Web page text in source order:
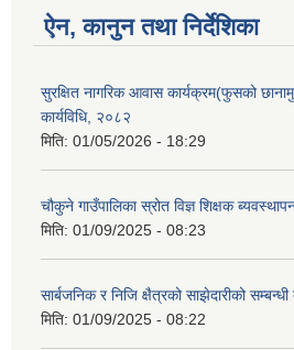
ऐन, कानुन तथा निर्देशिका
सुरक्षित नागरिक आवास कार्यक्रम(फुसको
कार्यविधि, २०८२
मिति: 01/05/2026 - 18:29
चौकुने गाउँपालिका स्रोत विज्ञ शिक्षक
मिति: 01/09/2025 - 08:23
सार्बजनिक र निजि क्षैत्रको साझेदारीको
मिति: 01/09/2025 - 08:22